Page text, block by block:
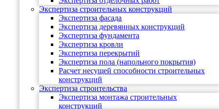
Экспертиза строительных конструкций
Экспертиза фасада
Экспертиза деревянных конструкций
Экспертиза фундамента
Экспертиза кровли
Экспертиза перекрытий
Экспертиза пола (напольного покрытия)
Расчет несущей способности строительных
конструкций
Экспертиза строительства
Экспертиза монтажа строительных
конструкций